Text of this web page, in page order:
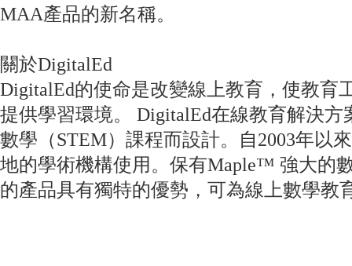
MAA產品的新名稱。
關於DigitalEd
DigitalEd的使命是改變線上教育，使教育
提供學習環境。 DigitalEd在線教育解決
數學（STEM）課程而設計。自2003年以
地的學術機構使用。保有Maple™ 強大的
的產品具有獨特的優勢，可為線上數學教